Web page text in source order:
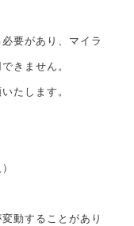
要があり、マイラ
きません。
たします。
動することがあり